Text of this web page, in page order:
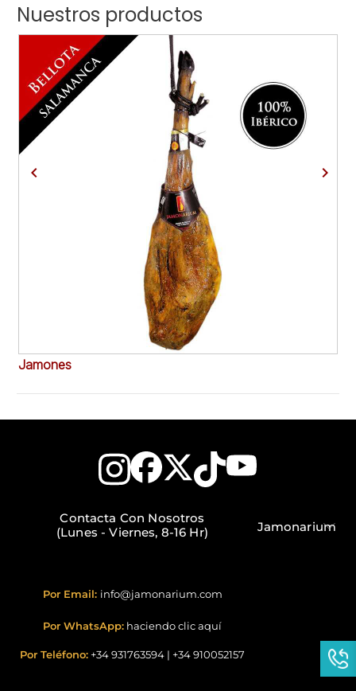
Nuestros productos
Jamones


Contacta Con Nosotros
(Lunes - Viernes, 8-16 Hr)
Por Email: info@jamonarium.com
Por WhatsApp: haciendo clic aquí
Por Teléfono: +34 931763594 | +34 910052157
Jamonarium